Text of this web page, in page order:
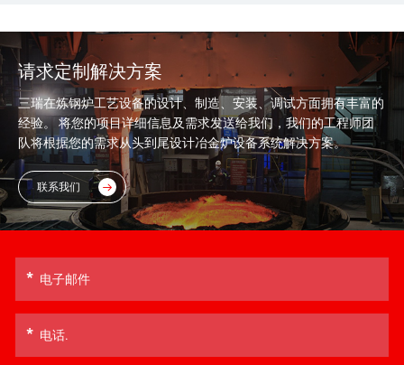
请求定制解决方案
三瑞在炼钢炉工艺设备的设计、制造、安装、调试方面拥有丰富的
经验。 将您的项目详细信息及需求发送给我们，我们的工程师团
队将根据您的需求从头到尾设计冶金炉设备系统解决方案。
联系我们